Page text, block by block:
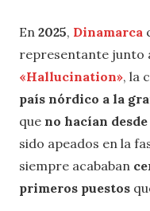
En 2025, Dinamarca
representante junto
«Hallucination», la
país nórdico a la
que no hacían desde
sido apeados en la
siempre acababan
primeros puestos